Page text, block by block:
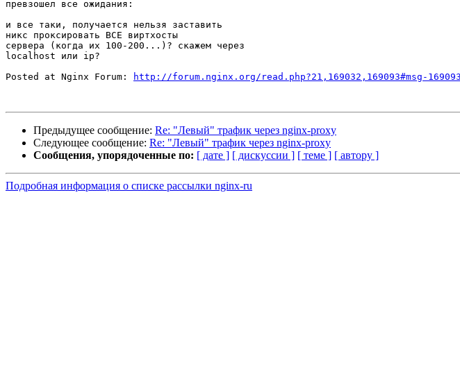
превзошел все ожидания:
и все таки, получается нельзя заставить
никс проксировать ВСЕ виртхосты
сервера (когда их 100-200...)? скажем через
localhost или ip?
Posted at Nginx Forum:
http://forum.nginx.org/read.php?21,169032,169093#msg-169093
Предыдущее сообщение: Re: "Левый" трафик через nginx-proxy
Следующее сообщение: Re: "Левый" трафик через nginx-proxy
Сообщения, упорядоченные по: [ дате ] [ дискуссии ] [ теме ] [ автору ]
Подробная информация о списке рассылки nginx-ru